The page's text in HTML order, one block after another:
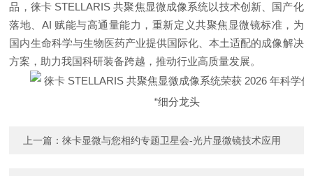
品，徕卡 STELLARIS 共聚焦显微成像系统以技术创新、国产化
落地、AI 赋能与高通量能力，重新定义共聚焦显微镜标准，为
国内生命科学与生物医药产业提供国际化、本土适配的成像解决
方案，助力我国科研装备跨越，推动行业高质量发展。
上一篇：徕卡显微与您相约专题卫星会-光片显微镜技术应用